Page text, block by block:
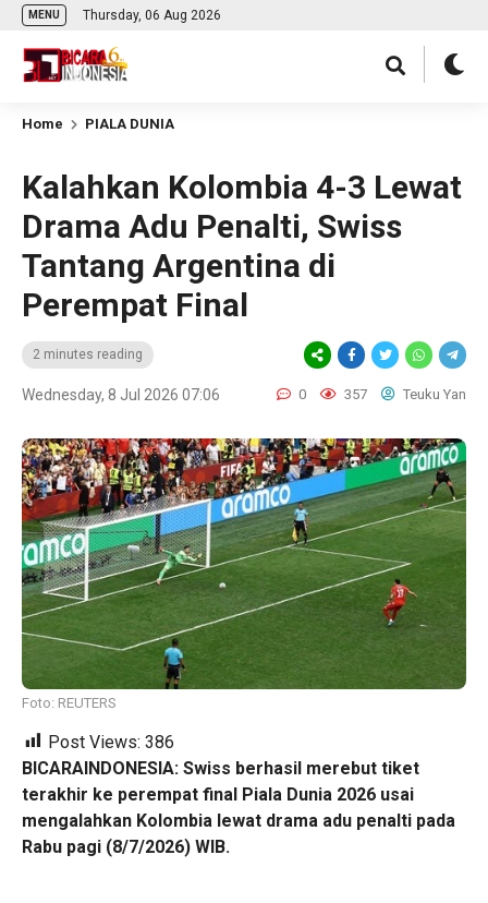
MENU Thursday, 06 Aug 2026
Home PIALA DUNIA
Kalahkan Kolombia 4-3 Lewat
Drama Adu Penalti, Swiss
Tantang Argentina di
Perempat Final
2 minutes reading
Wednesday, 8 Jul 2026 07:06 0 357 Teuku Yan
Foto: REUTERS
Post Views: 386
BICARAINDONESIA: Swiss berhasil merebut tiket
terakhir ke perempat final Piala Dunia 2026 usai
mengalahkan Kolombia lewat drama adu penalti pada
Rabu pagi (8/7/2026) WIB.